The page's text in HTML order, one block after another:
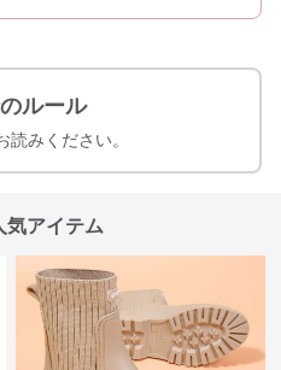
ルール
読みください。
気アイテム